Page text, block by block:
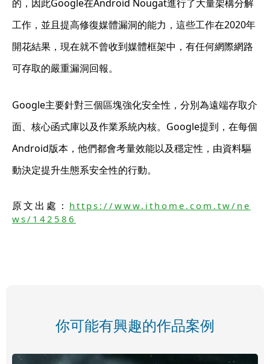
的，因此Google在Android Nougat進行了大量架構分解
工作，並且提高修復媒體漏洞的能力，這些工作在2020年
開花結果，現在就不曾收到媒體框架中，有任何網際網路
可存取的嚴重漏洞回報。
Google主要針對三個區塊強化安全性，分別為遠端存取介
面、核心函式庫以及作業系統內核。Google提到，在每個
Android版本，他們都會考量效能以及穩定性，由資料驅
動決定提升生態系安全性的行動。
原文出處： https://www.ithome.com.tw/ne
ws/142586
你可能有興趣的作品案例